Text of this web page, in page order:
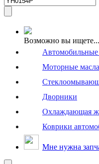
Возможно вы ищете...
Моторные масла
Дворники
Охлаждающая
Коврики
Мне нужна